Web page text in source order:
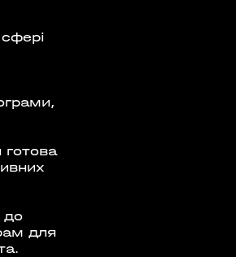
YOGA
10:00
до
для